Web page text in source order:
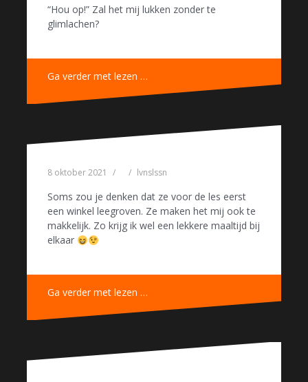
“Hou op!” Zal het mij lukken zonder te
glimlachen?
Ga verder met lezen …
8 oktober 2021 lvnslssn
Soms zou je denken dat ze voor de les eerst
een winkel leegroven. Ze maken het mij ook te
makkelijk. Zo krijg ik wel een lekkere maaltijd bij
elkaar
Ga verder met lezen …